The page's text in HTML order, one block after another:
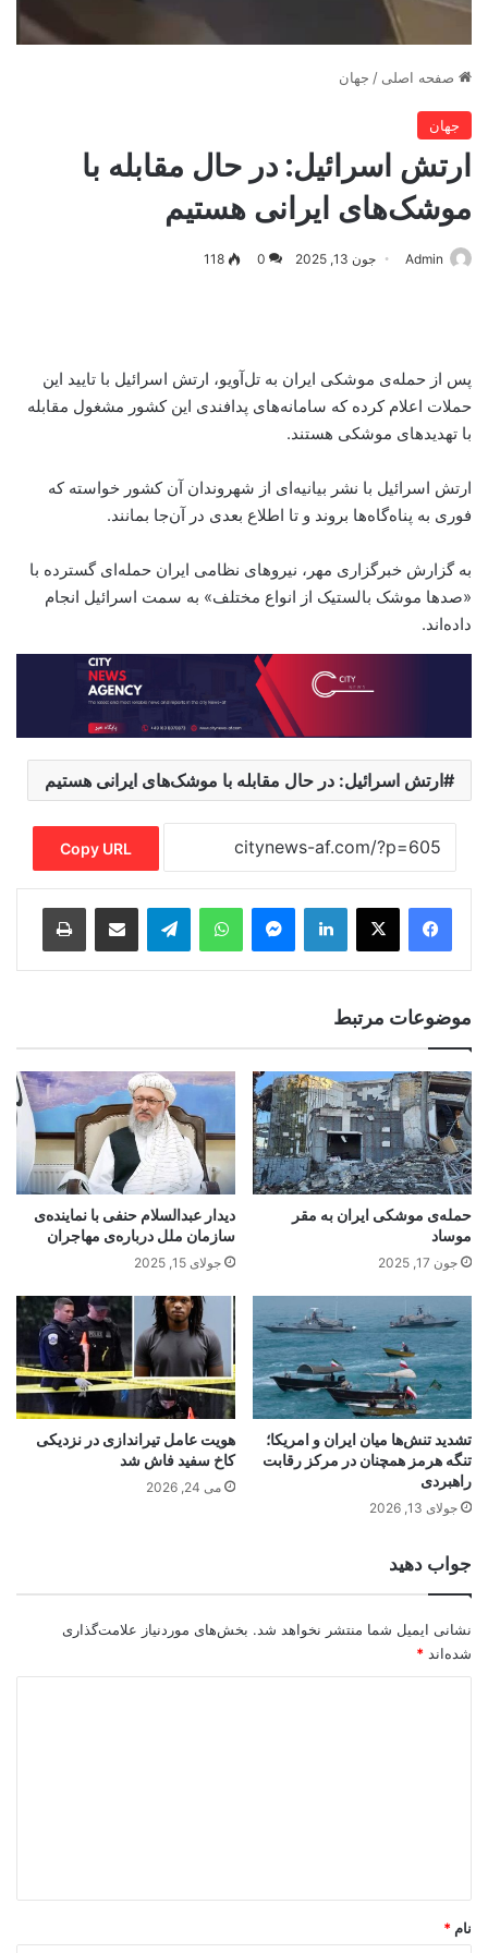
صفحه اصلی / جهان
جهان
ارتش اسرائیل: در حال مقابله با
موشک‌های ایرانی هستیم
Admin جون 13, 2025 0
118
پس از حمله‌ی موشکی ایران به تل‌آویو، ارتش اسرائیل با تایید این
حملات اعلام کرده که سامانه‌های پدافندی این کشور مشغول مقابله
با تهدیدهای موشکی هستند.
ارتش اسرائیل با نشر بیانیه‌ای از شهروندان آن کشور خواسته که
فوری به پناه‌گاه‌ها بروند و تا اطلاع بعدی در آن‌جا بمانند.
به گزارش خبرگزاری مهر، نیروهای نظامی ایران حمله‌ای گسترده با
«صدها موشک بالستیک از انواع مختلف» به سمت اسرائیل انجام
داده‌اند.
ارتش اسرائیل: در حال مقابله با موشک‌های ایرانی هستیم
Copy URL
LinkedIn
Messenger
WhatsApp
Telegram
Share via Email
Print
موضوعات مرتبط
حمله‌ی موشکی ایران به مقر
موساد
جون 17, 2025
دیدار عبدالسلام حنفی با نماینده‌ی
سازمان ملل درباره‌ی مهاجران
جولای 15, 2025
تشدید تنش‌ها میان ایران و امریکا؛
تنگه هرمز همچنان در مرکز رقابت
راهبردی
جولای 13, 2026
هویت عامل تیراندازی در نزدیکی
کاخ سفید فاش شد
می 24, 2026
جواب دهید
نشانی ایمیل شما منتشر نخواهد شد. بخش‌های موردنیاز علامت‌گذاری
شده‌اند *
نام *